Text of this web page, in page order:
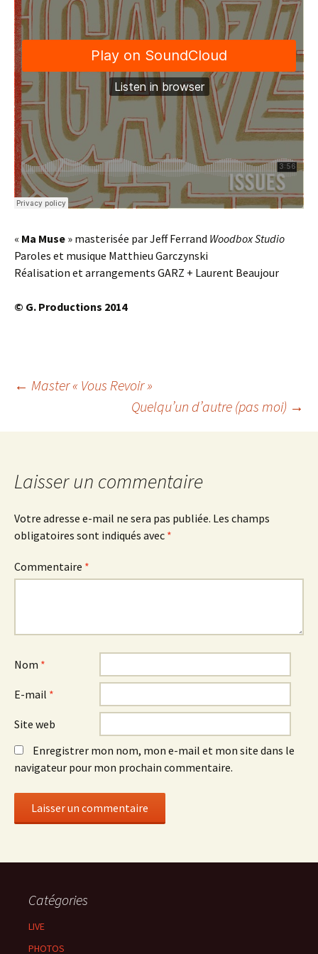
« Ma Muse » masterisée par Jeff Ferrand Woodbox Studio
Paroles et musique Matthieu Garczynski
Réalisation et arrangements GARZ + Laurent Beaujour
© G. Productions 2014
Navigation
des
articles
← Master « Vous Revoir »
Quelqu’un d’autre (pas moi) →
Laisser un commentaire
Votre adresse e-mail ne sera pas publiée. Les champs
obligatoires sont indiqués avec *
Commentaire *
Nom *
E-mail *
Site web
Enregistrer mon nom, mon e-mail et mon site dans le
navigateur pour mon prochain commentaire.
Catégories
LIVE
PHOTOS